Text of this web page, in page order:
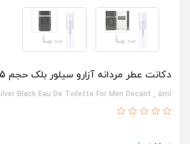
دکانت عطر مردانه آزارو سیلور بلک حجم 5 میلی لیتر
Black Eau De Toilette For Men Decant , 5ml